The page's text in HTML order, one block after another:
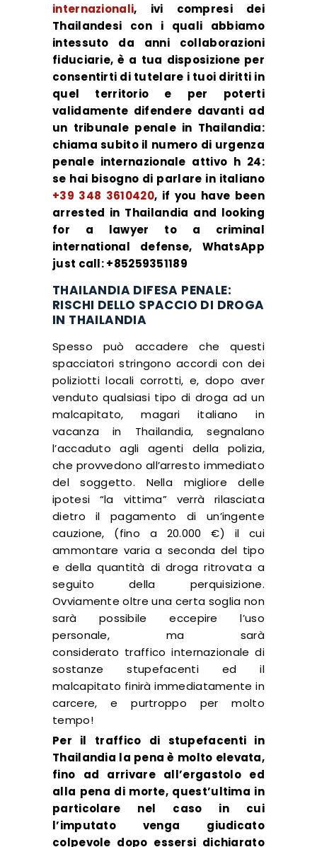
internazionali, ivi compresi dei
Thailandesi con i quali abbiamo
intessuto da anni collaborazioni
fiduciarie, è a tua disposizione per
consentirti di tutelare i tuoi diritti in
quel territorio e per poterti
validamente difendere davanti ad
un tribunale penale in Thailandia:
chiama subito il numero di urgenza
penale internazionale attivo h 24:
se hai bisogno di parlare in italiano
+39 348 3610420, if you have been
arrested in Thailandia and looking
for a lawyer to a criminal
international defense, WhatsApp
just call:+85259351189
THAILANDIA DIFESA PENALE:
RISCHI DELLO SPACCIO DI DROGA
IN THAILANDIA
Spesso può accadere che questi
spacciatori stringono accordi con dei
poliziotti locali corrotti, e, dopo aver
venduto qualsiasi tipo di droga ad un
malcapitato, magari italiano in
vacanza in Thailandia, segnalano
l’accaduto agli agenti della polizia,
che provvedono all’arresto immediato
del soggetto. Nella migliore delle
ipotesi “la vittima” verrà rilasciata
dietro il pagamento di un’ingente
cauzione, (fino a 20.000 €) il cui
ammontare varia a seconda del tipo
e della quantità di droga ritrovata a
seguito della perquisizione.
Ovviamente oltre una certa soglia non
sarà possibile eccepire l’uso
personale, ma sarà
considerato traffico internazionale di
sostanze stupefacenti ed il
malcapitato finirà immediatamente in
carcere, e purtroppo per molto
tempo!
Per il traffico di stupefacenti in
Thailandia la pena è molto elevata,
fino ad arrivare all’ergastolo ed
alla pena di morte, quest’ultima in
particolare nel caso in cui
l’imputato venga giudicato
colpevole dopo essersi dichiarato